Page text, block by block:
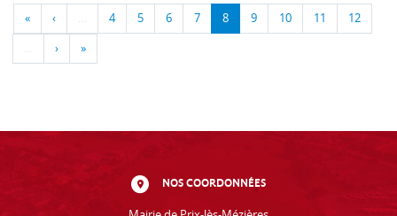
« ‹ … 4 5 6 7 8 9 10 11 12
… › »
NOS COORDONNÉES